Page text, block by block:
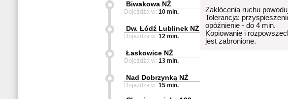
Zakłócenia ruchu
Tolerancja:
opóźnienie - do 4 min.
Kopiowanie i
jest zabronione.
Biwakowa NŻ
Dojeżdża w: 10 min.
Dw. Łódź Lublinek NŻ
Dojeżdża w: 12 min.
Łaskowice NŻ
Dojeżdża w: 13 min.
Nad Dobrzynką NŻ
Dojeżdża w: 15 min.